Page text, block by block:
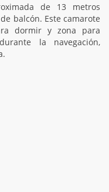
de 13 metros
balcón. Este camarote
dormir y zona para
la navegación,